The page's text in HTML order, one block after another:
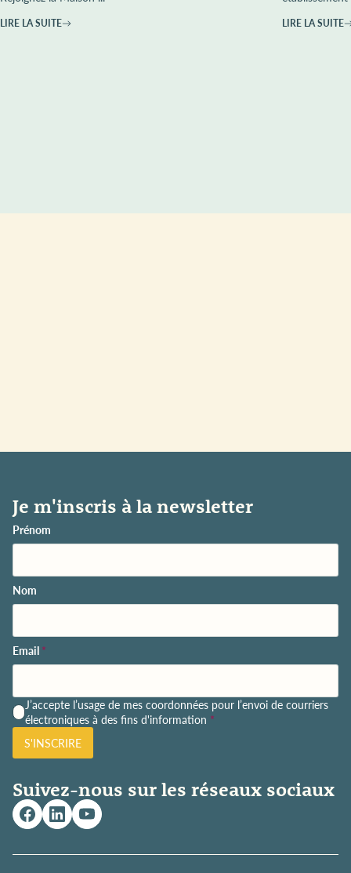
LIRE LA SUITE LIRE LA SUITE
Je m'inscris à la newsletter
Prénom
Nom
Email *
P
o
l
t
q
u
e
e
J’accepte l’usage de mes coordonnées pour l’envoi de courriers
électroniques à des fins d'information *
S'INSCRIRE
Suivez-nous sur les réseaux sociaux